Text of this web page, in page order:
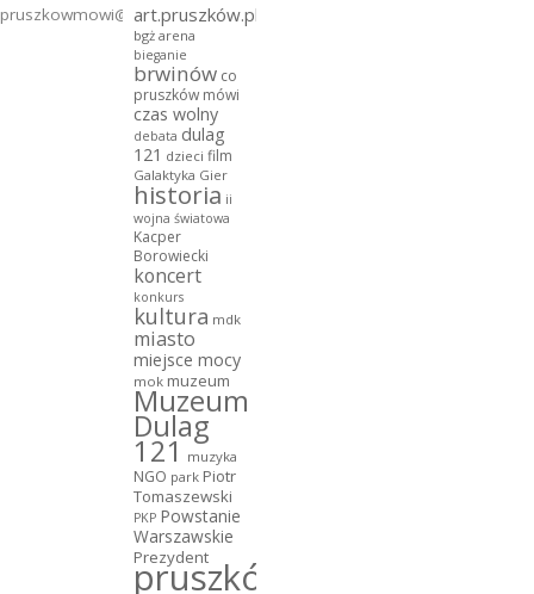
pruszkowmowi@gmail.com
art.pruszków.pl
bgż arena
bieganie
brwinów co
pruszków mówi
czas wolny
debata dulag
121 dzieci film
Galaktyka Gier
historia ii
wojna światowa
Kacper
Borowiecki
koncert
konkurs
kultura mdk
miasto
miejsce mocy
mok muzeum
Muzeum
Dulag
121 muzyka
NGO park Piotr
Tomaszewski
PKP Powstanie
Warszawskie
Prezydent
pruszków